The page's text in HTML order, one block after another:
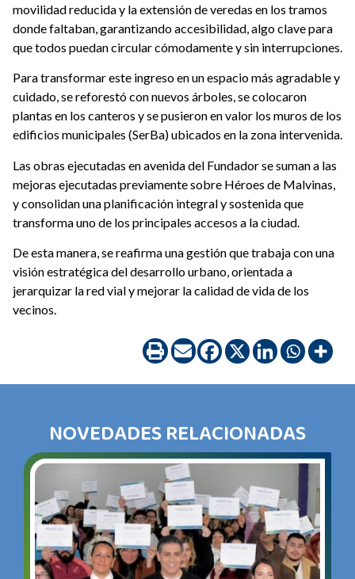
movilidad reducida y la extensión de veredas en los tramos
donde faltaban, garantizando accesibilidad, algo clave para
que todos puedan circular cómodamente y sin interrupciones.
Para transformar este ingreso en un espacio más agradable y
cuidado, se reforestó con nuevos árboles, se colocaron
plantas en los canteros y se pusieron en valor los muros de los
edificios municipales (SerBa) ubicados en la zona intervenida.
Las obras ejecutadas en avenida del Fundador se suman a las
mejoras ejecutadas previamente sobre Héroes de Malvinas,
y consolidan una planificación integral y sostenida que
transforma uno de los principales accesos a la ciudad.
De esta manera, se reafirma una gestión que trabaja con una
visión estratégica del desarrollo urbano, orientada a
jerarquizar la red vial y mejorar la calidad de vida de los
vecinos.
NOVEDADES RELACIONADAS